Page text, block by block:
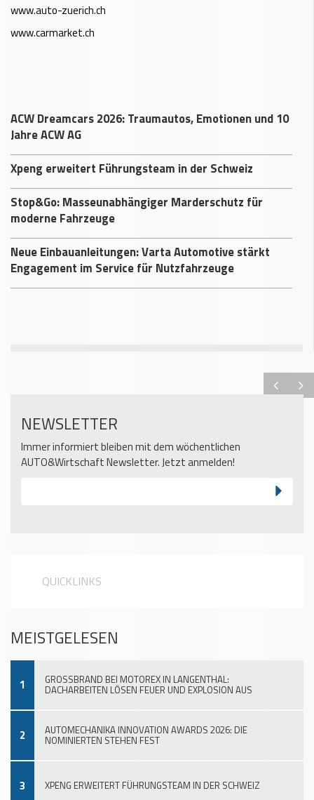
www.auto-zuerich.ch
www.carmarket.ch
ACW Dreamcars 2026: Traumautos, Emotionen und 10
Jahre ACW AG
Xpeng erweitert Führungsteam in der Schweiz
Stop&Go: Masseunabhängiger Marderschutz für
moderne Fahrzeuge
Neue Einbauanleitungen: Varta Automotive stärkt
Engagement im Service für Nutzfahrzeuge
NEWSLETTER
Immer informiert bleiben mit dem wöchentlichen
AUTO&Wirtschaft Newsletter. Jetzt anmelden!
QUICKLINKS
MEISTGELESEN
1 GROSSBRAND BEI MOTOREX IN LANGENTHAL:
DACHARBEITEN LÖSEN FEUER UND EXPLOSION AUS
2 AUTOMECHANIKA INNOVATION AWARDS 2026: DIE
NOMINIERTEN STEHEN FEST
3 XPENG ERWEITERT FÜHRUNGSTEAM IN DER SCHWEIZ